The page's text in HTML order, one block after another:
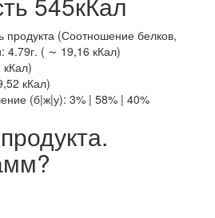
продукта (Соотношение белков,
4.79г. ( ∼ 19,16 кКал)
кКал)
(б|ж|у): 3% | 58% | 40%